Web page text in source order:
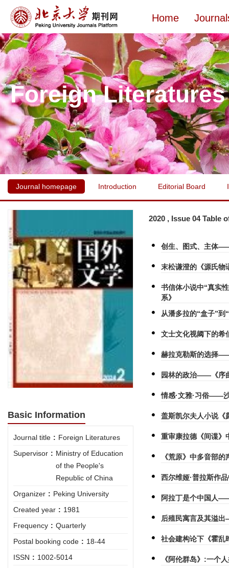
Home
Foreign Literatures
Journal homepage Introduction Editorial Board
Basic Information
Journal title : Foreign Literatures
Supervisor : Ministry of Education
of the People's
Republic of China
Organizer : Peking University
Created year : 1981
Frequency : Quarterly
Postal booking code : 18-44
ISSN : 1002-5014
2020 , Issue 04 Table
创生、图式、主体
末松谦澄的《源氏物
书信体小说中“真实
系》
从潘多拉的“盒子”
文士文化视阈下的希
赫拉克勒斯的选择
园林的政治——《序
情感·文雅·习俗——
盖斯凯尔夫人小说《
重审康拉德《间谍》
《荒原》中多音部
西尔维娅·普拉斯作
阿拉丁是个中国人
后殖民寓言及其溢
社会建构论下《霍乱
《阿伦群岛》:一个